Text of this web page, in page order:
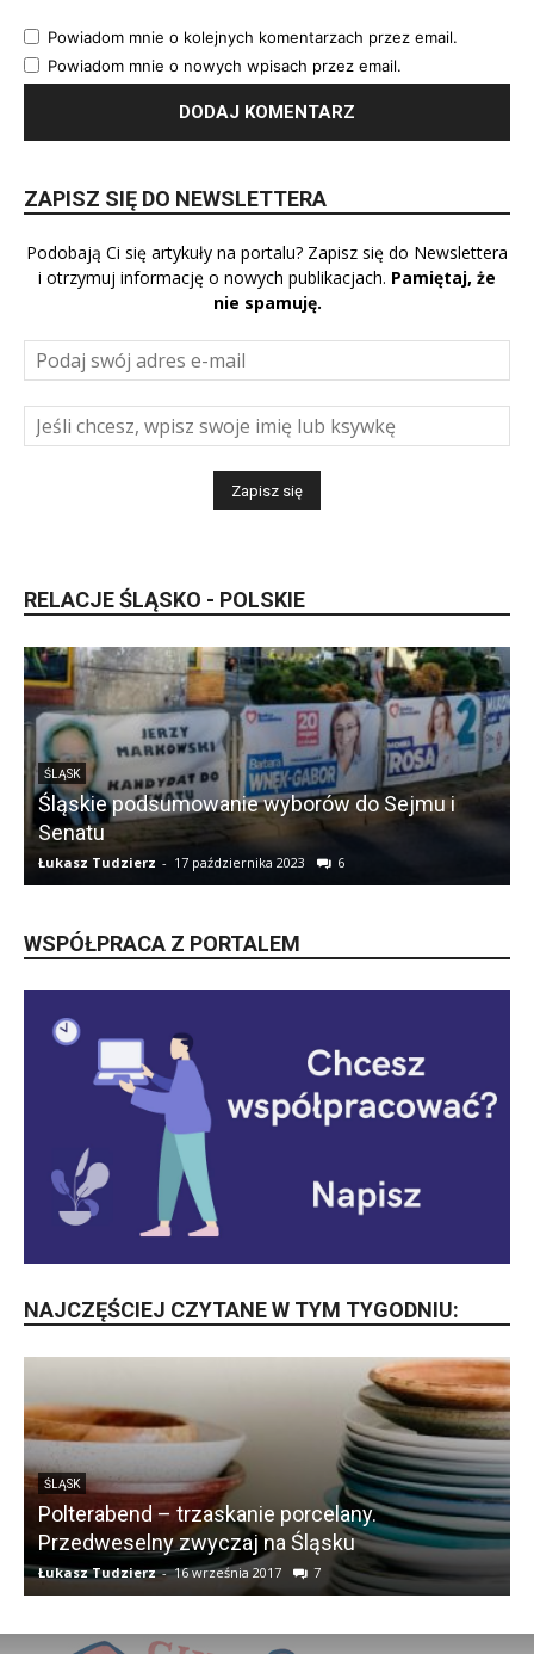
Powiadom mnie o kolejnych komentarzach przez email.
Powiadom mnie o nowych wpisach przez email.
ZAPISZ SIĘ DO NEWSLETTERA
Podobają Ci się artykuły na portalu? Zapisz się do Newslettera
i otrzymuj informację o nowych publikacjach. Pamiętaj, że
nie spamuję.
RELACJE ŚLĄSKO - POLSKIE
ŚLĄSK
Śląskie podsumowanie wyborów do Sejmu i
Senatu
Łukasz Tudzierz - 17 października 2023 6
WSPÓŁPRACA Z PORTALEM
NAJCZĘŚCIEJ CZYTANE W TYM TYGODNIU:
ŚLĄSK
Polterabend – trzaskanie porcelany.
Przedweselny zwyczaj na Śląsku
Łukasz Tudzierz - 16 września 2017 7